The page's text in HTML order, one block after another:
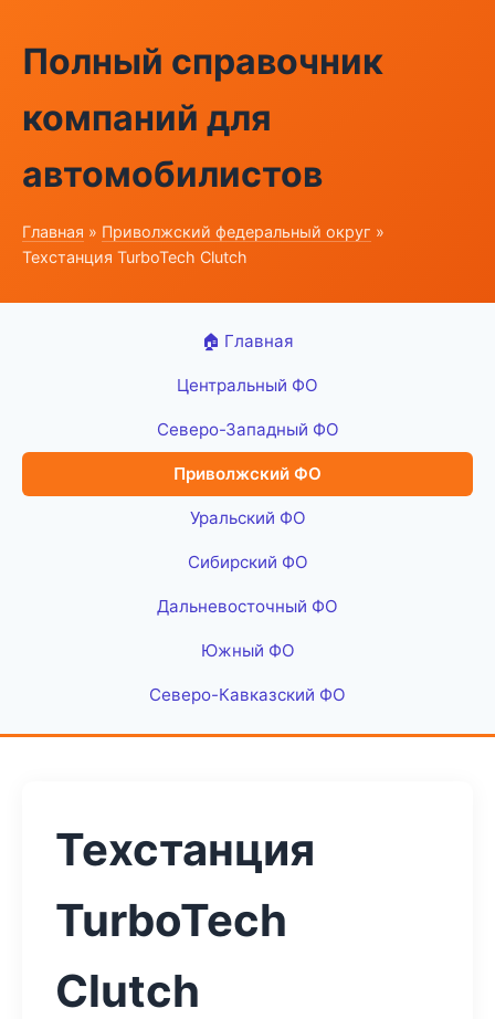
Полный справочник
компаний для
автомобилистов
Главная » Приволжский федеральный округ »
Техстанция TurboTech Clutch
🏠 Главная
Центральный ФО
Северо-Западный ФО
Приволжский ФО
Уральский ФО
Сибирский ФО
Дальневосточный ФО
Южный ФО
Северо-Кавказский ФО
Техстанция
TurboTech
Clutch